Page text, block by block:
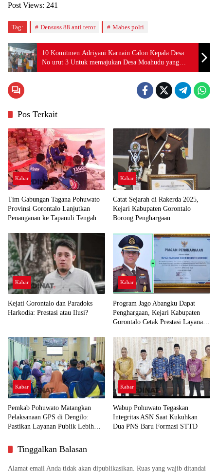
Post Views: 241
Tag: Densuss 88 anti teror Mabes polri
10 Komitmen Adriyani Karnain Calon Kepala Desa
No urut 3 Untuk memajukan Desa Moahudu yang
Lebih Baik
Pos Terkait
Kabar
Tim Gabungan Tagana Pohuwato
Provinsi Gorontalo Lanjutkan
Penanganan ke Tapanuli Tengah
Kabar
Catat Sejarah di Rakerda 2025,
Kejari Kabupaten Gorontalo
Borong Penghargaan
Kabar
Kejati Gorontalo dan Paradoks
Harkodia: Prestasi atau Ilusi?
Kabar
Program Jago Abangku Dapat
Penghargaan, Kejari Kabupaten
Gorontalo Cetak Prestasi Layanan
Kabar
Pemkab Pohuwato Matangkan
Pelaksanaan GPS di Dengilo:
Pastikan Layanan Publik Lebih
Kabar
Wabup Pohuwato Tegaskan
Integritas ASN Saat Kukuhkan
Dua PNS Baru Formasi STTD
Tinggalkan Balasan
Alamat email Anda tidak akan dipublikasikan. Ruas yang wajib ditandai